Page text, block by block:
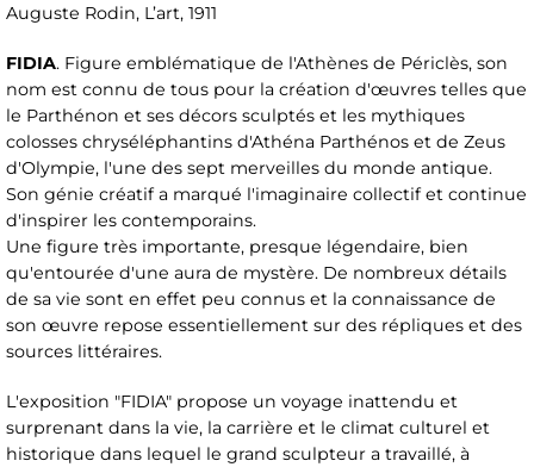
Auguste Rodin, L’art, 1911
FIDIA. Figure emblématique de l'Athènes de Périclès, son
nom est connu de tous pour la création d'œuvres telles que
le Parthénon et ses décors sculptés et les mythiques
colosses chryséléphantins d'Athéna Parthénos et de Zeus
d'Olympie, l'une des sept merveilles du monde antique.
Son génie créatif a marqué l'imaginaire collectif et continue
d'inspirer les contemporains.
Une figure très importante, presque légendaire, bien
qu'entourée d'une aura de mystère. De nombreux détails
de sa vie sont en effet peu connus et la connaissance de
son œuvre repose essentiellement sur des répliques et des
sources littéraires.
L'exposition "FIDIA" propose un voyage inattendu et
surprenant dans la vie, la carrière et le climat culturel et
historique dans lequel le grand sculpteur a travaillé, à